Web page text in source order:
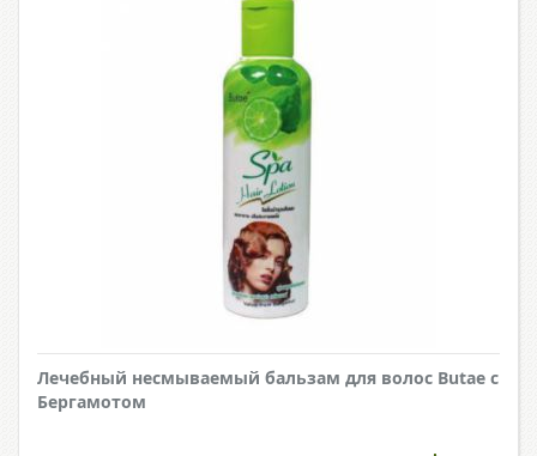
Лечебный несмываемый бальзам для волос Butae с
Бергамотом